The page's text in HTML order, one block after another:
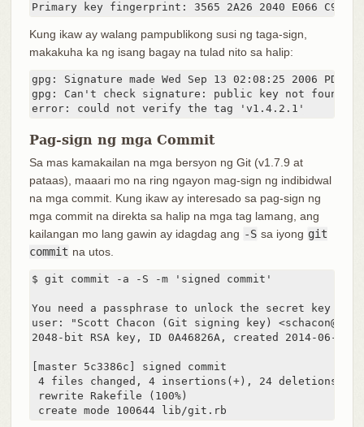
Primary key fingerprint: 3565 2A26 2040 E066 C9A7
Kung ikaw ay walang pampublikong susi ng taga-sign,
makakuha ka ng isang bagay na tulad nito sa halip:
gpg: Signature made Wed Sep 13 02:08:25 2006 PDT
gpg: Can't check signature: public key not found
error: could not verify the tag 'v1.4.2.1'
Pag-sign ng mga Commit
Sa mas kamakailan na mga bersyon ng Git (v1.7.9 at
pataas), maaari mo na ring ngayon mag-sign ng indibidwal
na mga commit. Kung ikaw ay interesado sa pag-sign ng
mga commit na direkta sa halip na mga tag lamang, ang
kailangan mo lang gawin ay idagdag ang -S sa iyong git
commit na utos.
$ git commit -a -S -m 'signed commit'
You need a passphrase to unlock the secret key for
user: "Scott Chacon (Git signing key)
2048-bit RSA key, ID 0A46826A, created 2014-06-04
[master 5c3386c] signed commit
4 files changed, 4 insertions(+), 24 deletions(-)
rewrite Rakefile (100%)
create mode 100644 lib/git.rb